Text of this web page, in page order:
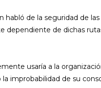
habló de la seguridad de
dependiente de dichas
usaría a la
improbabilidad de su